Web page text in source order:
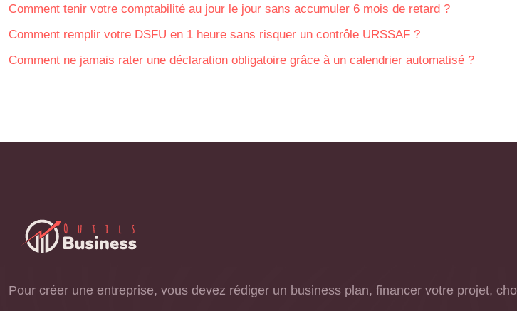
Comment tenir votre comptabilité au jour le jour sans accumuler 6 mois de retard ?
Comment remplir votre DSFU en 1 heure sans risquer un contrôle URSSAF ?
Comment ne jamais rater une déclaration obligatoire grâce à un calendrier automatisé ?
Pour créer une entreprise, vous devez rédiger un business plan, financer votre projet,